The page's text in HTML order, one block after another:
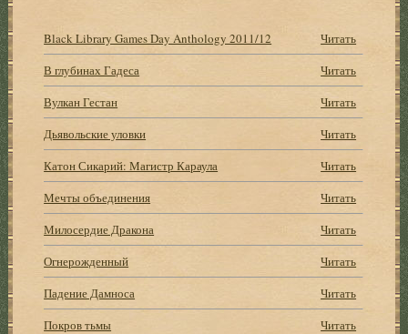
Black Library Games Day Anthology 2011/12
Читать
В глубинах Гадеса
Читать
Вулкан Гестан
Читать
Дьявольские уловки
Читать
Катон Сикарий: Магистр Караула
Читать
Мечты объединения
Читать
Милосердие Дракона
Читать
Огнерожденный
Читать
Падение Дамноса
Читать
Покров тьмы
Читать